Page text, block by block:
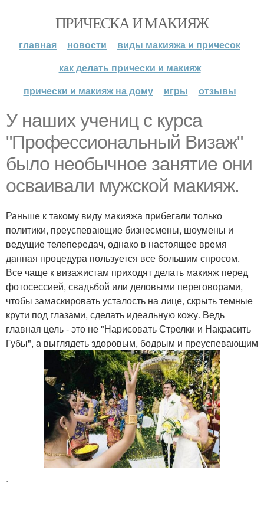
ПРИЧЕСКА И МАКИЯЖ
главная новости
виды макияжа и причесок
как делать прически и макияж
прически и макияж на дому
игры отзывы
У наших учениц с курса
"Профессиональный Визаж"
было необычное занятие они
осваивали мужской макияж.
Раньше к такому виду макияжа прибегали только
политики, преуспевающие бизнесмены, шоумены и
ведущие телепередач, однако в настоящее время
данная процедура пользуется все большим спросом.
Все чаще к визажистам приходят делать макияж перед
фотосессией, свадьбой или деловыми переговорами,
чтобы замаскировать усталость на лице, скрыть темные
крути под глазами, сделать идеальную кожу. Ведь
главная цель - это не "Нарисовать Стрелки и Накрасить
Губы", а выглядеть здоровым, бодрым и преуспевающим
.